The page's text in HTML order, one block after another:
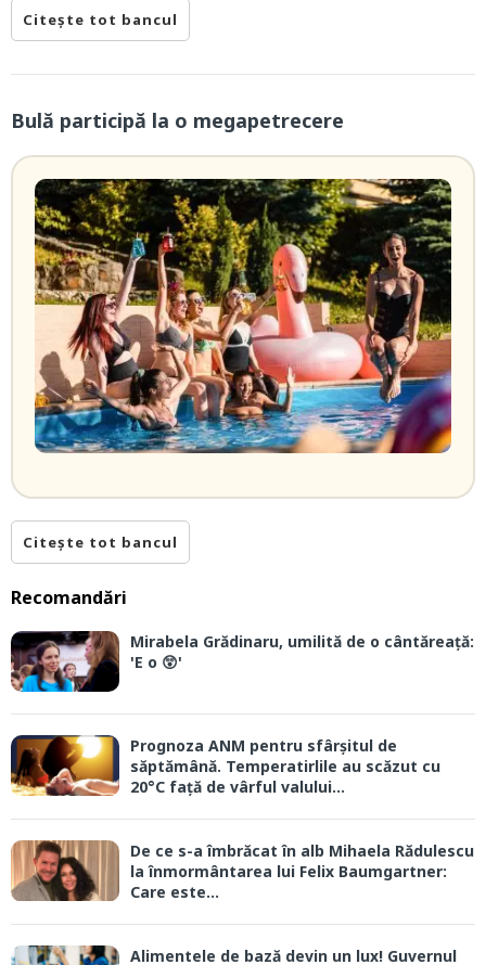
Citește tot bancul
Bulă participă la o megapetrecere
Citește tot bancul
Recomandări
Mirabela Grădinaru, umilită de o cântăreață:
'E o 😲'
Prognoza ANM pentru sfârșitul de
săptămână. Temperatirlile au scăzut cu
20°C față de vârful valului...
De ce s-a îmbrăcat în alb Mihaela Rădulescu
la înmormântarea lui Felix Baumgartner:
Care este...
Alimentele de bază devin un lux! Guvernul